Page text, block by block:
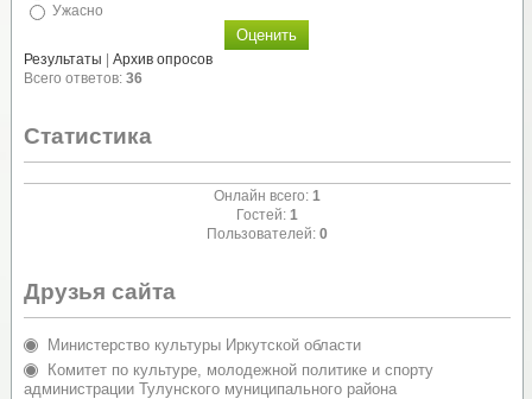
Ужасно
Результаты | Архив опросов
Всего ответов: 36
Статистика
Онлайн всего: 1
Гостей: 1
Пользователей: 0
Друзья сайта
Министерство культуры Иркутской области
Комитет по культуре, молодежной политике и спорту
администрации Тулунского муниципального района